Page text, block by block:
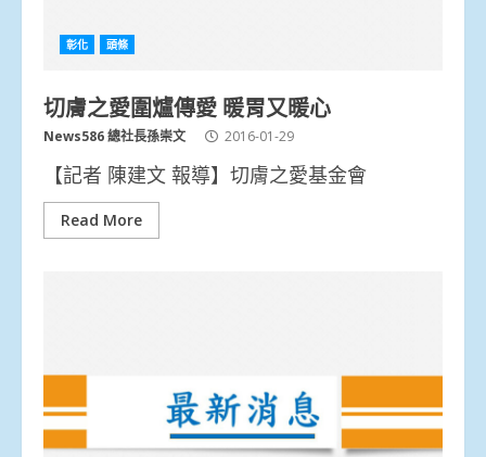
彰化 頭條
切膚之愛圍爐傳愛 暖胃又暖心
News586 總社長孫崇文 2016-01-29
【記者 陳建文 報導】切膚之愛基金會
Read More